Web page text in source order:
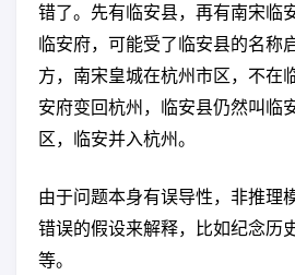
错了。先有临安县，再有南宋临
临安府，可能受了临安县的名称
方，南宋皇城在杭州市区，不在
安府变回杭州，临安县仍然叫临
区，临安并入杭州。
由于问题本身有误导性，非推理
错误的假设来解释，比如纪念历
等。